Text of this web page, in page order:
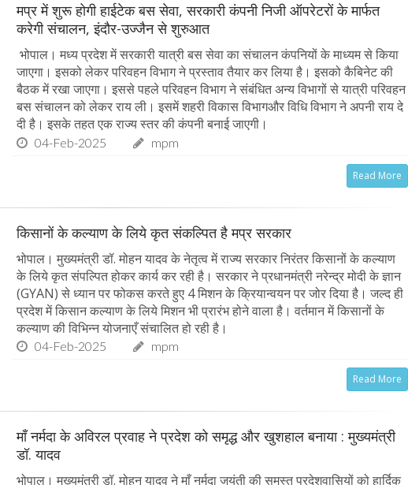
मप्र में शुरू होगी हाईटेक बस सेवा, सरकारी कंपनी निजी ऑपरेटरों के मार्फत
करेगी संचालन, इंदौर-उज्जैन से शुरुआत
भोपाल। मध्य प्रदेश में सरकारी यात्री बस सेवा का संचालन कंपनियों के माध्यम से किया
जाएगा। इसको लेकर परिवहन विभाग ने प्रस्ताव तैयार कर लिया है। इसको कैबिनेट की
बैठक में रखा जाएगा। इससे पहले परिवहन विभाग ने संबंधित अन्य विभागों से यात्री परिवहन
बस संचालन को लेकर राय ली। इसमें शहरी विकास विभागऔर विधि विभाग ने अपनी राय दे
दी है। इसके तहत एक राज्य स्तर की कंपनी बनाई जाएगी।
04-Feb-2025 mpm
Read More
किसानों के कल्याण के लिये कृत संकल्पित है मप्र सरकार
भोपाल। मुख्यमंत्री डॉ. मोहन यादव के नेतृत्व में राज्य सरकार निरंतर किसानों के कल्याण
के लिये कृत संपल्पित होकर कार्य कर रही है। सरकार ने प्रधानमंत्री नरेन्द्र मोदी के ज्ञान
(GYAN) से ध्यान पर फोकस करते हुए 4 मिशन के क्रियान्वयन पर जोर दिया है। जल्द ही
प्रदेश में किसान कल्याण के लिये मिशन भी प्रारंभ होने वाला है। वर्तमान में किसानों के
कल्याण की विभिन्न योजनाएँ संचालित हो रही है।
04-Feb-2025 mpm
Read More
माँ नर्मदा के अविरल प्रवाह ने प्रदेश को समृद्ध और खुशहाल बनाया : मुख्यमंत्री
डॉ. यादव
भोपाल। मुख्यमंत्री डॉ. मोहन यादव ने माँ नर्मदा जयंती की समस्त प्रदेशवासियों को हार्दिक
Beauty Tips | बादाम और एलोवेरा जेल से आसानी से
घर पर ही बनाएं काजल और मॉइश्चराइजर
21-Sep-2022 mp mirror samachar seva
Hanuman Jayanti 2023 : हनुमान जयंती पर राशि के